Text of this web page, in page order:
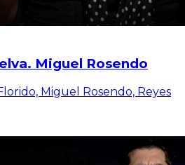
Miguel Rosendo
Miguel Rosendo, Reyes